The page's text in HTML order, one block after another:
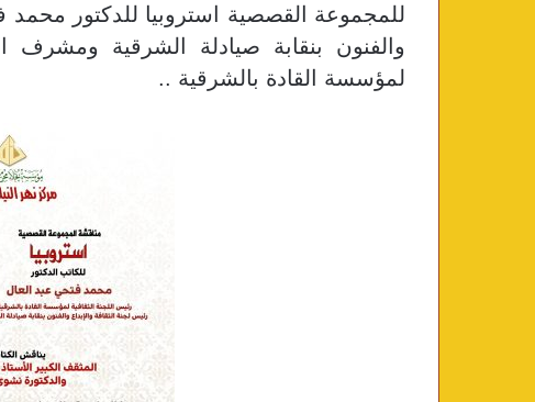
للمجموعة القصصية استروبيا للدكتور محمد
والفنون بنقابة صيادلة الشرقية ومشرف
لمؤسسة القادة بالشرقية ..